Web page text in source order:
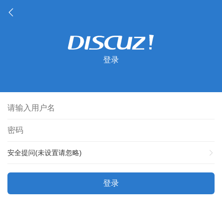
登录
安全提问(未设置请忽略)
登录